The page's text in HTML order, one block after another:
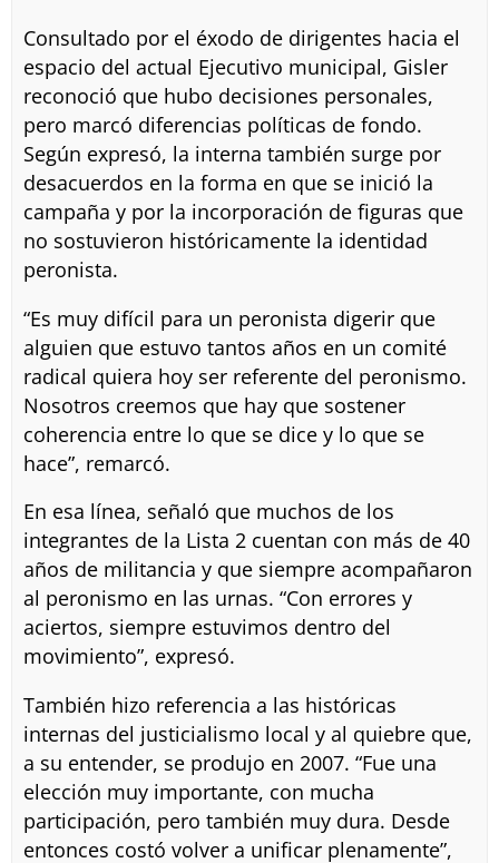
Consultado por el éxodo de dirigentes hacia el
espacio del actual Ejecutivo municipal, Gisler
reconoció que hubo decisiones personales,
pero marcó diferencias políticas de fondo.
Según expresó, la interna también surge por
desacuerdos en la forma en que se inició la
campaña y por la incorporación de figuras que
no sostuvieron históricamente la identidad
peronista.
“Es muy difícil para un peronista digerir que
alguien que estuvo tantos años en un comité
radical quiera hoy ser referente del peronismo.
Nosotros creemos que hay que sostener
coherencia entre lo que se dice y lo que se
hace”, remarcó.
En esa línea, señaló que muchos de los
integrantes de la Lista 2 cuentan con más de 40
años de militancia y que siempre acompañaron
al peronismo en las urnas. “Con errores y
aciertos, siempre estuvimos dentro del
movimiento”, expresó.
También hizo referencia a las históricas
internas del justicialismo local y al quiebre que,
a su entender, se produjo en 2007. “Fue una
elección muy importante, con mucha
participación, pero también muy dura. Desde
entonces costó volver a unificar plenamente”,